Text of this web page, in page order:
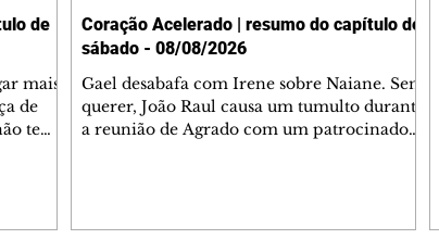
de
mais
de
tem
Coração Acelerado | resumo do capítulo de
sábado - 08/08/2026
Gael desabafa com Irene sobre Naiane. Sem
querer, João Raul causa um tumulto durante
a reunião de Agrado com um patrocinador.